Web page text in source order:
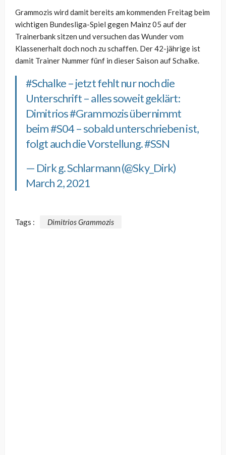
Grammozis wird damit bereits am kommenden Freitag beim
wichtigen Bundesliga-Spiel gegen Mainz 05 auf der
Trainerbank sitzen und versuchen das Wunder vom
Klassenerhalt doch noch zu schaffen. Der 42-jährige ist
damit Trainer Nummer fünf in dieser Saison auf Schalke.
#Schalke– jetzt fehlt nur noch die
Unterschrift – alles soweit geklärt:
Dimitrios#Grammozisübernimmt
beim#S04– sobald unterschrieben ist,
folgt auch die Vorstellung.#SSN
— Dirk g. Schlarmann (@Sky_Dirk)
March 2, 2021
Tags : Dimitrios Grammozis